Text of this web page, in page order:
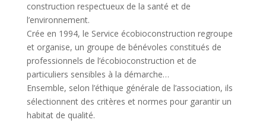
construction respectueux de la santé et de
l’environnement.
Crée en 1994, le Service écobioconstruction regroupe
et organise, un groupe de bénévoles constitués de
professionnels de l’écobioconstruction et de
particuliers sensibles à la démarche…
Ensemble, selon l’éthique générale de l’association, ils
sélectionnent des critères et normes pour garantir un
habitat de qualité.